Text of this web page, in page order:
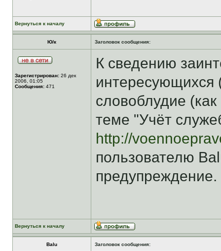
Вернуться к началу
Ю/к Заголовок сообщения:
Зарегистрирован: 26 дек
2006, 01:05
Сообщения: 471
К сведению
интересующихся
словоблудие
теме "Учёт
http://
пользователю
предупреждение.
Вернуться к началу
Balu Заголовок сообщения: